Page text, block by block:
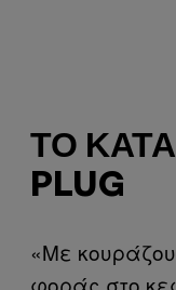
ΤΟ
PLUG
«Με
φοράς στο